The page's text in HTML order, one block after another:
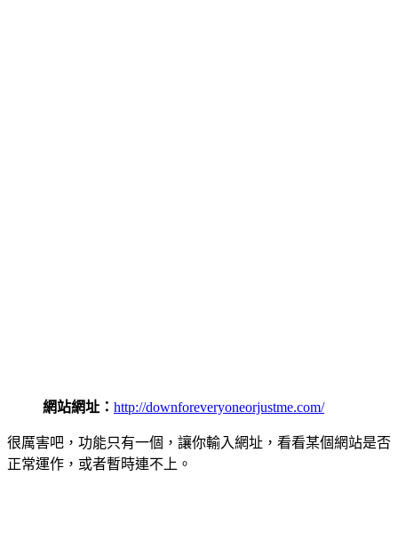
網站網址： http://downforeveryoneorjustme.com/
很厲害吧，功能只有一個，讓你輸入網址，看看某個網站是否
正常運作，或者暫時連不上。